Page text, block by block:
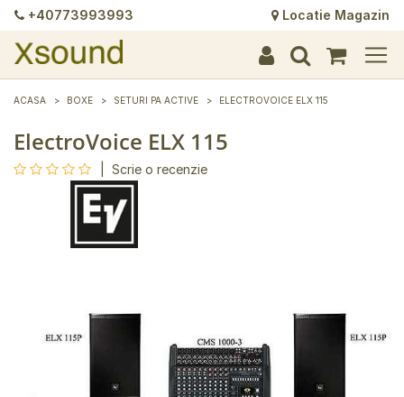
+40773993993 Locatie Magazin
+
+
+
+
+
+
+
+
+
+
+
+
+
+
ACASA BOXE SETURI PA ACTIVE ELECTROVOICE ELX 115
ElectroVoice ELX 115
Scrie o recenzie